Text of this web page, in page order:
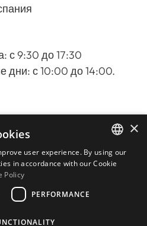
с 9:30 до 17:30
дни: с 10:00 до 14:00.
о нас
файлов cookie
ENGLISH
×
user experience. By using our
in accordance with our Cookie
Policy
PERFORMANCE